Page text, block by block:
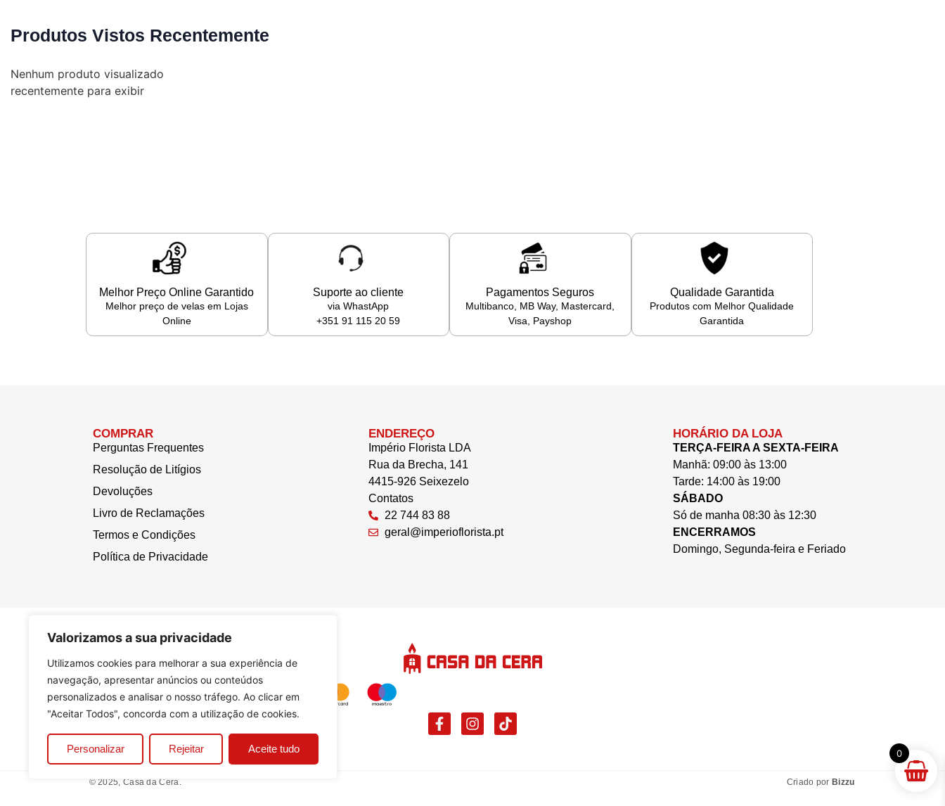
Valorizamos a sua privacidade
Utilizamos cookies para melhorar a sua experiência de
navegação, apresentar anúncios ou conteúdos
personalizados e analisar o nosso tráfego. Ao clicar em
"Aceitar Todos", concorda com a utilização de cookies.
Personalizar Rejeitar Aceite tudo
Produtos Vistos Recentemente
Nenhum produto visualizado
recentemente para exibir
Melhor Preço Online Garantido
Melhor preço de velas em Lojas
Online
Suporte ao cliente
via WhastApp
+351 91 115 20 59
Pagamentos Seguros
Multibanco, MB Way, Mastercard,
Visa, Payshop
Qualidade Garantida
Produtos com Melhor Qualidade
Garantida
COMPRAR
Perguntas Frequentes
Resolução de Litígios
Devoluções
Livro de Reclamações
Termos e Condições
Política de Privacidade
ENDEREÇO
Império Florista LDA
Rua da Brecha, 141
4415-926 Seixezelo
Contatos
22 744 83 88
geral@imperioflorista.pt
HORÁRIO DA LOJA
TERÇA-FEIRA A SEXTA-FEIRA
Manhã: 09:00 às 13:00
Tarde: 14:00 às 19:00
SÁBADO
Só de manha 08:30 às 12:30
ENCERRAMOS
Domingo, Segunda-feira e Feriado
© 2025, Casa da Cera. Criado por Bizzu
0